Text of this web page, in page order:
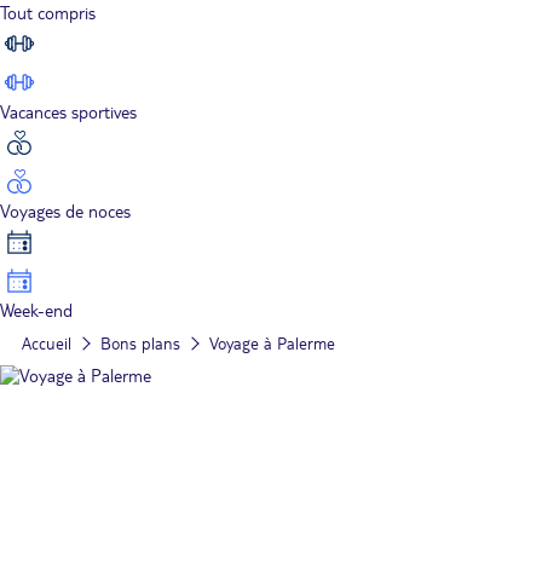
Tout compris
Vacances sportives
Voyages de noces
Week-end
Accueil Bons plans Voyage à Palerme